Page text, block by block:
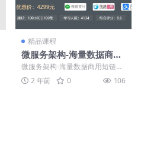
精品课程
微服务架构-海量数据商用
短链平台项目大课
微服务架构-海量数据商用短链平
台项目大课，(视频+资料)，官方
价值4699 课程...
2 年前 0 106